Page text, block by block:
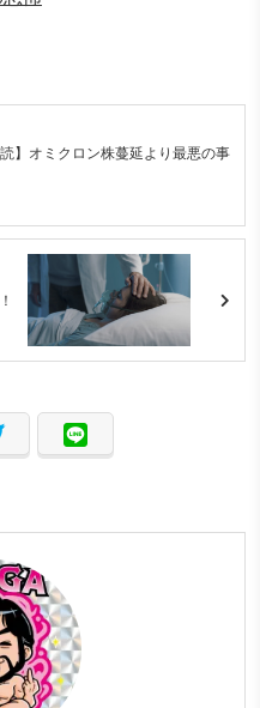
読】オミクロン株蔓延より最悪の事